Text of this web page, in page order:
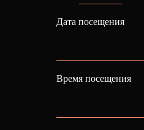
Дата посещения
Время посещения